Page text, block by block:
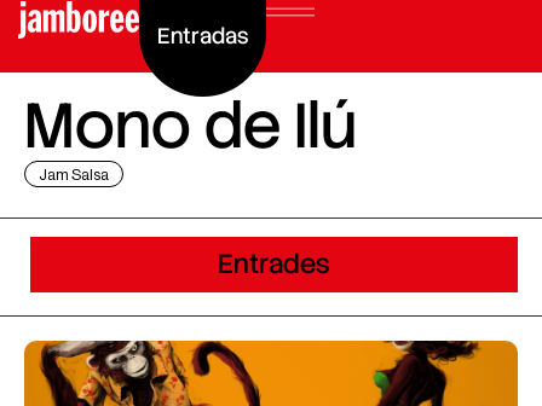
Entradas
Mono de Ilú
Jam Salsa
Entrades